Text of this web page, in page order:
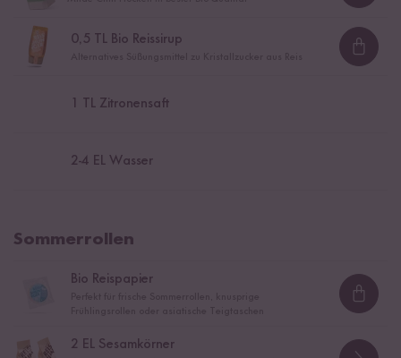
0,5 TL Bio Reissirup
1 TL Zitronensaft
2-4 EL Wasser
Sommerrollen
Bio Reispapier
2 EL Sesamkörner